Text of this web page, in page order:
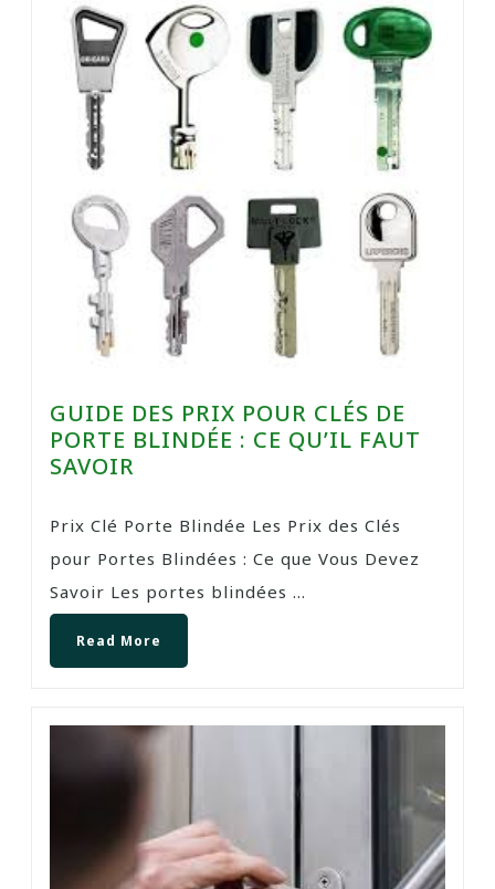
GUIDE DES PRIX POUR CLÉS DE
PORTE BLINDÉE : CE QU’IL FAUT
SAVOIR
Prix Clé Porte Blindée Les Prix des Clés
pour Portes Blindées : Ce que Vous Devez
Savoir Les portes blindées ...
Read More